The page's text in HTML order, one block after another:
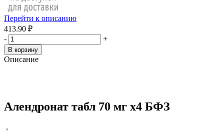
Перейти к описанию
413.90 ₽
-
+
В корзину
Описание
Алендронат табл 70 мг x4 БФЗ
,